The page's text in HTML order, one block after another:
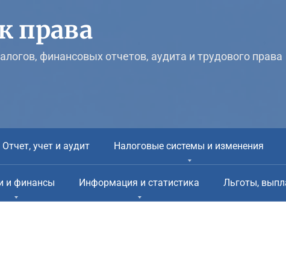
права
финансовых отчетов, аудита и трудового права
Отчет, учет и аудит Налоговые системы и изменения
и финансы Информация и статистика Льготы,